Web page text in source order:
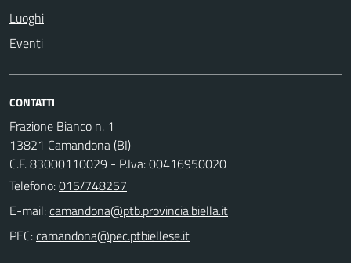
Luoghi
Eventi
CONTATTI
Frazione Bianco n. 1
13821 Camandona (BI)
C.F. 83000110029 - P.Iva: 00416950020
Telefono:015/748257
E-mail:
PEC: